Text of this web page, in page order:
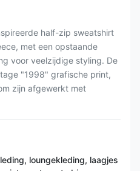
half-zip sweatshirt
met een opstaande
voor veelzijdige styling. De
"1998" grafische print,
zijn afgewerkt met
loungekleding, laagjes